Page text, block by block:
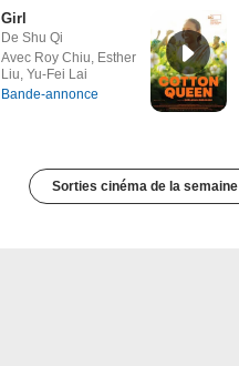
Girl
De Shu Qi
Avec Roy Chiu, Esther
Liu, Yu-Fei Lai
Bande-annonce
Sorties cinéma de la semaine